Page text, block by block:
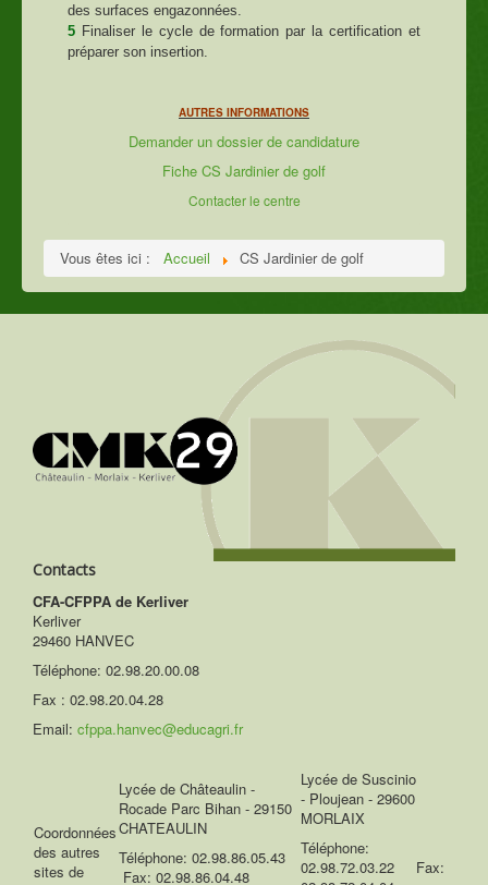
des surfaces engazonnées.
5 Finaliser le cycle de formation par la certification et
préparer son insertion.
AUTRES INFORMATIONS
Demander un dossier de candidature
Fiche CS Jardinier de golf
Contacter le centre
Vous êtes ici : Accueil CS Jardinier de golf
Contacts
CFA-CFPPA de Kerliver
Kerliver
29460 HANVEC
Téléphone: 02.98.20.00.08
Fax : 02.98.20.04.28
Email: cfppa.hanvec@educagri.fr
Coordonnées
des autres
sites de
Lycée de Châteaulin -
Rocade Parc Bihan - 29150
CHATEAULIN
Téléphone: 02.98.86.05.43
Fax: 02.98.86.04.48
Lycée de Suscinio
- Ploujean - 29600
MORLAIX
Téléphone:
02.98.72.03.22 Fax: